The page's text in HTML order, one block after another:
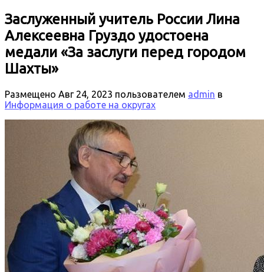
Заслуженный учитель России Лина
Алексеевна Груздо удостоена
медали «За заслуги перед городом
Шахты»
Размещено Авг 24, 2023 пользователем admin в
Информация о работе на округах